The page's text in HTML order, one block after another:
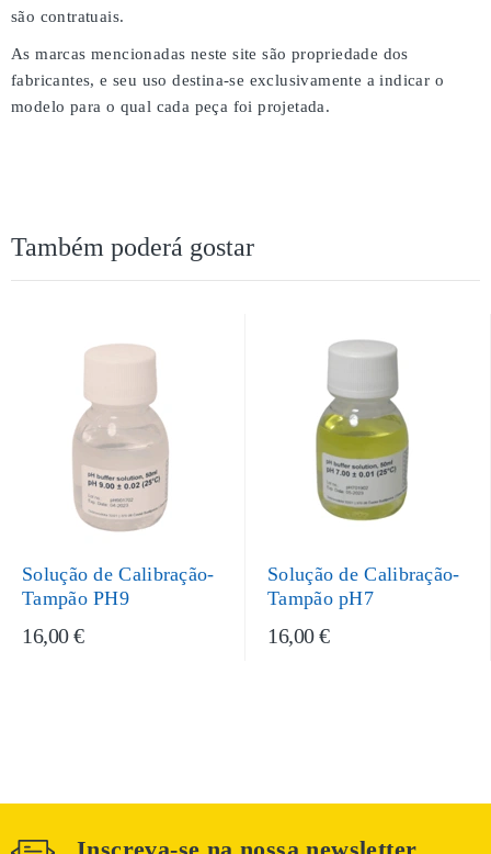
são contratuais.
As marcas mencionadas neste site são propriedade dos
fabricantes, e seu uso destina-se exclusivamente a indicar o
modelo para o qual cada peça foi projetada.
Também poderá gostar
Solução de Calibração-
Tampão PH9
16,00 €
Solução de Calibração-
Tampão pH7
16,00 €